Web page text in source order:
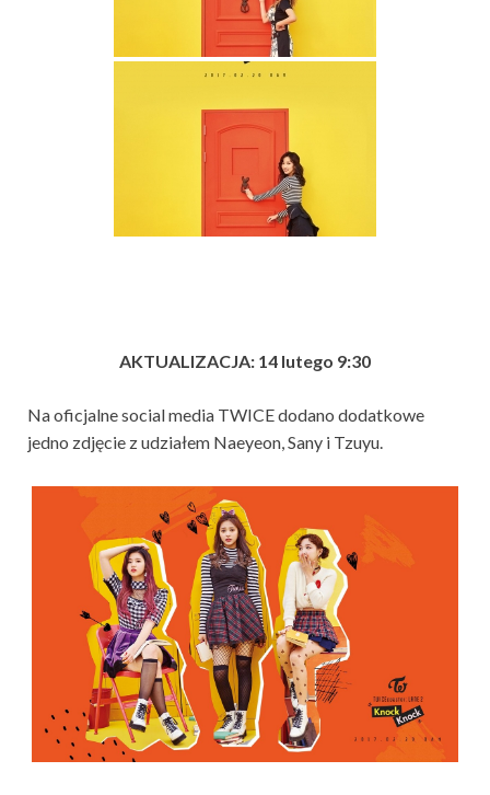
AKTUALIZACJA: 14 lutego 9:30
Na oficjalne social media TWICE dodano dodatkowe
jedno zdjęcie z udziałem Naeyeon, Sany i Tzuyu.